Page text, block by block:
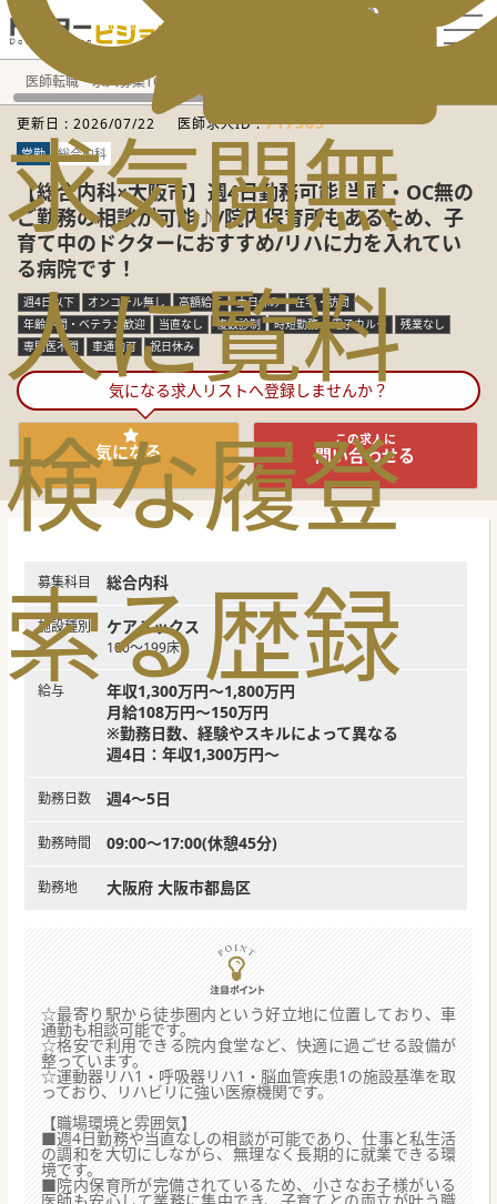
電話でのお問い合わせ：平日9:30-19:00
求
人
検
索
気
に
な
る
閲
覧
履
歴
無
料
登
録
医師転職・求人募集TOP
更新日 : 2026/07/22 医師求人ID :717363
常勤 総合内科
【総合内科×大阪市】週4日勤務可能/当直・OC無の
ご勤務の相談が可能♪/院内保育所もあるため、子
育て中のドクターにおすすめ/リハに力を入れてい
る病院です！
週4日以下 オンコール無し 高額給与 土日休み
在宅・訪問
年齢不問・ベテラン歓迎
当直なし 複数診制 時短勤務 電子カルテ
残業なし
専門医不問
車通勤可 祝日休み
気になる求人リストへ登録しませんか？
気になる
この求人に
問い合わせる
募集科目 総合内科
施設種別 ケアミックス
100～199床
給与
年収1,300万円～1,800万円
月給108万円～150万円
※勤務日数、経験やスキルによって異なる
週4日：年収1,300万円～
勤務日数 週4～5日
勤務時間 09:00～17:00(休憩45分)
勤務地 大阪府 大阪市都島区
☆最寄り駅から徒歩圏内という好立地に位置しており、車
通勤も相談可能です。
☆格安で利用できる院内食堂など、快適に過ごせる設備が
整っています。
☆運動器リハ1・呼吸器リハ1・脳血管疾患1の施設基準を取
っており、リハビリに強い医療機関です。
【職場環境と雰囲気】
■週4日勤務や当直なしの相談が可能であり、仕事と私生活
の調和を大切にしながら、無理なく長期的に就業できる環
境です。
■院内保育所が完備されているため、小さなお子様がいる
医師も安心して業務に集中でき、子育てとの両立が叶う職